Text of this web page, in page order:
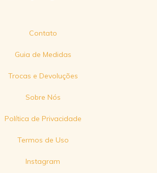
Contato
Guia de Medidas
Trocas e Devoluções
Sobre Nós
Política de Privacidade
Termos de Uso
Instagram